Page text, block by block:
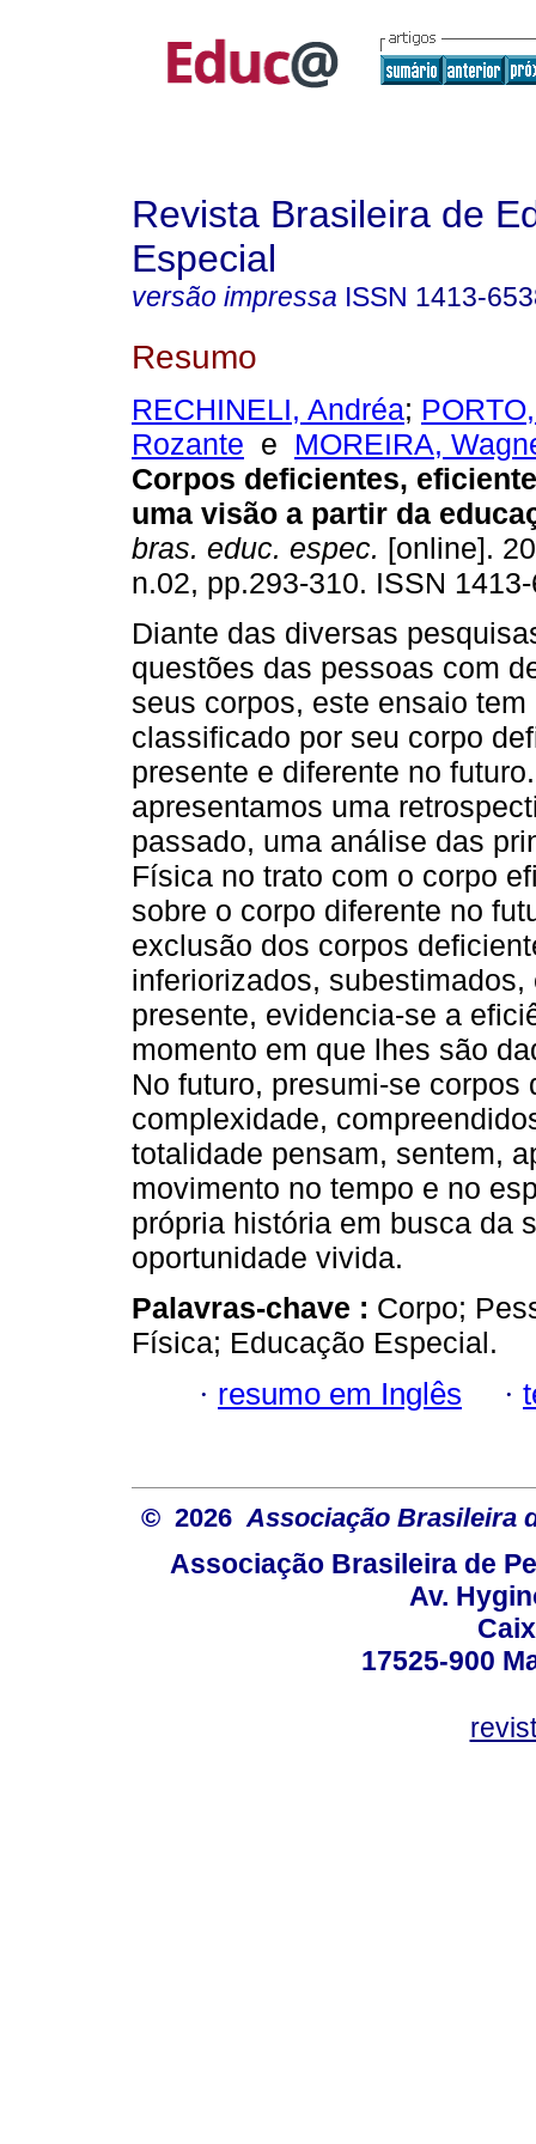
Revista Brasileira de
Especial
versão impressa ISSN 1413-
Resumo
RECHINELI, Andréa;
Rozante e MOREIRA,
Corpos deficientes,
uma visão a partir da
bras. educ. espec. [online].
n.02, pp.293-310. ISSN
Diante das diversas
questões das pessoas com
seus corpos, este ensaio
classificado por seu corpo
presente e diferente no
apresentamos uma
passado, uma análise das
Física no trato com o corpo
sobre o corpo diferente no
exclusão dos corpos
inferiorizados,
presente, evidencia-se a
momento em que lhes são
No futuro, presumi-se
complexidade,
totalidade pensam, sentem,
movimento no tempo e no
própria história em busca da
oportunidade vivida.
Palavras-chave : Corpo;
Física; Educação Especial.
· resumo em Inglês ·
© 2026 Associação Brasileira
Associação Brasileira de
Av.
17525-900